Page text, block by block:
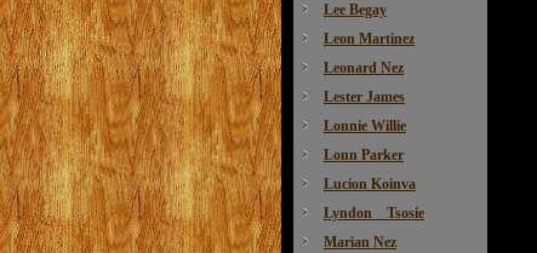
Lee Begay
Leon Martinez
Leonard Nez
Lester James
Lonnie Willie
Lonn Parker
Lucion Koinva
Lyndon Tsosie
Marian Nez